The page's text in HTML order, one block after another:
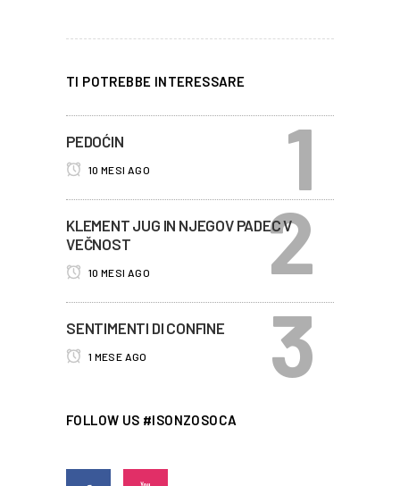
TI POTREBBE INTERESSARE
PEDOĆIN
10 MESI AGO
KLEMENT JUG IN NJEGOV PADEC V
VEČNOST
10 MESI AGO
SENTIMENTI DI CONFINE
1 MESE AGO
FOLLOW US #ISONZOSOCA